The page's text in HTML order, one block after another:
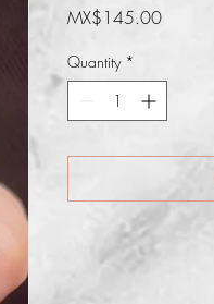
MX$145.00Price
Quantity *